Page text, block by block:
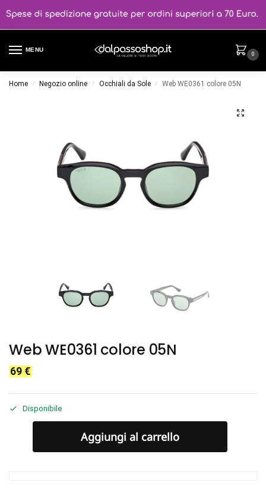
MENU
0
Home / Negozio online / Occhiali da Sole / Web WE0361 colore 05N
Web WE0361 colore 05N
69 €
Disponibile
Aggiungi al carrello